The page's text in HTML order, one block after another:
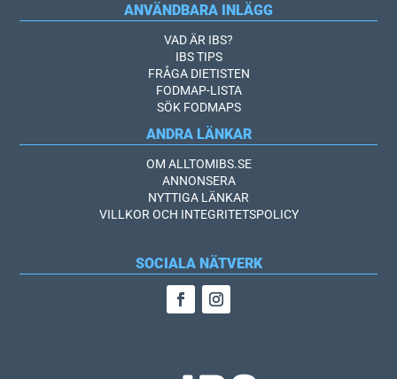
ANVÄNDBARA INLÄGG
VAD ÄR IBS?
IBS TIPS
FRÅGA DIETISTEN
FODMAP-LISTA
SÖK FODMAPS
ANDRA LÄNKAR
OM ALLTOMIBS.SE
ANNONSERA
NYTTIGA LÄNKAR
VILLKOR OCH INTEGRITETSPOLICY
SOCIALA NÄTVERK